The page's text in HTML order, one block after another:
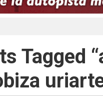
Tagged